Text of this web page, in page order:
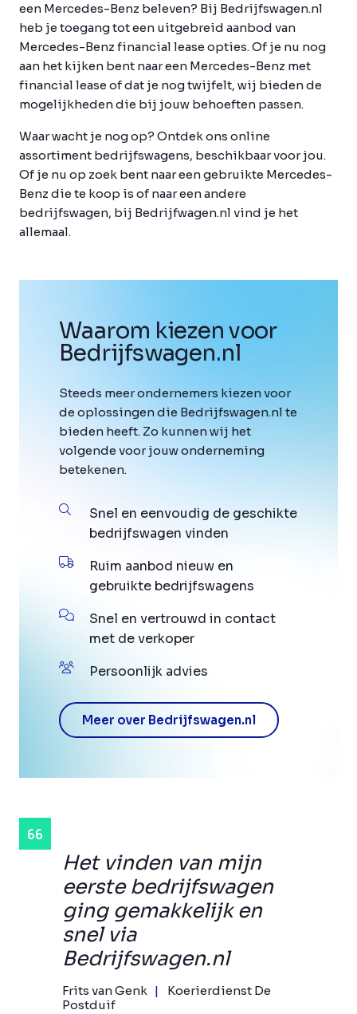
een Mercedes-Benz beleven? Bij Bedrijfswagen.nl
heb je toegang tot een uitgebreid aanbod van
Mercedes-Benz financial lease opties. Of je nu nog
aan het kijken bent naar een Mercedes-Benz met
financial lease of dat je nog twijfelt, wij bieden de
mogelijkheden die bij jouw behoeften passen.
Waar wacht je nog op? Ontdek ons online
assortiment bedrijfswagens, beschikbaar voor jou.
Of je nu op zoek bent naar een gebruikte Mercedes-
Benz die te koop is of naar een andere
bedrijfswagen, bij Bedrijfwagen.nl vind je het
allemaal.
Het vinden van mijn
eerste bedrijfswagen
ging gemakkelijk en
snel via
Bedrijfswagen.nl
Frits van Genk
Koerierdienst De
Postduif
Waarom kiezen voor
Bedrijfswagen.nl
Steeds meer ondernemers kiezen voor
de oplossingen die Bedrijfswagen.nl te
bieden heeft. Zo kunnen wij het
volgende voor jouw onderneming
betekenen.
Snel en eenvoudig de geschikte
bedrijfswagen vinden
Ruim aanbod nieuw en
gebruikte bedrijfswagens
Snel en vertrouwd in contact
met de verkoper
Persoonlijk advies
Meer over Bedrijfswagen.nl